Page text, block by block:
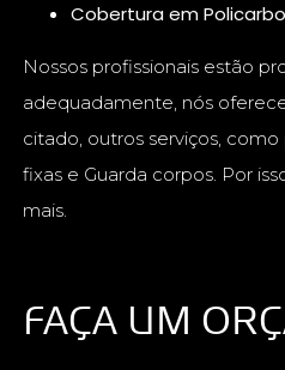
Cobertura em
Nossos profissionais estão
adequadamente, nós
citado, outros serviços,
fixas e Guarda corpos. Por
mais.
FAÇA UM